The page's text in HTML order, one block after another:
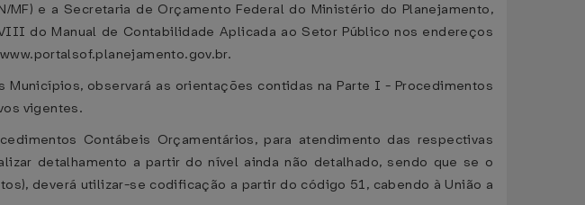
e a Secretaria de Orçamento Federal do Ministério do Planejamento,
do Manual de Contabilidade Aplicada ao Setor Público nos endereços
observará as orientações contidas na Parte I - Procedimentos
vigentes.
Contábeis Orçamentários, para atendimento das respectivas
detalhamento a partir do nível ainda não detalhado, sendo que se o
deverá utilizar-se codificação a partir do código 51, cabendo à União a